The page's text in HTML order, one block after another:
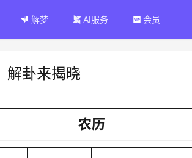
解梦 AI服务 会员
解卦来揭晓
农历